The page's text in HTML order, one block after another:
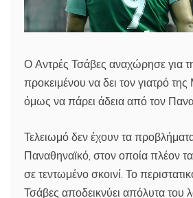
Ο Αντρές Τσάβες αναχώρησε για
προκειμένου να δει τον γιατρό
όμως να πάρει άδεια από τον
Τελειωμό δεν έχουν τα
Παναθηναϊκό, στον οποία πλέον
σε τεντωμένο σκοινί. Το
Τσάβες αποδεικνύει απόλυτα του